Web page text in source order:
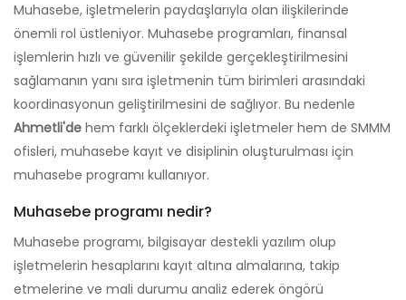
Muhasebe, işletmelerin paydaşlarıyla olan ilişkilerinde
önemli rol üstleniyor. Muhasebe programları, finansal
işlemlerin hızlı ve güvenilir şekilde gerçekleştirilmesini
sağlamanın yanı sıra işletmenin tüm birimleri arasındaki
koordinasyonun geliştirilmesini de sağlıyor. Bu nedenle
Ahmetli'de hem farklı ölçeklerdeki işletmeler hem de SMMM
ofisleri, muhasebe kayıt ve disiplinin oluşturulması için
muhasebe programı kullanıyor.
Muhasebe programı nedir?
Muhasebe programı, bilgisayar destekli yazılım olup
işletmelerin hesaplarını kayıt altına almalarına, takip
etmelerine ve mali durumu analiz ederek öngörü